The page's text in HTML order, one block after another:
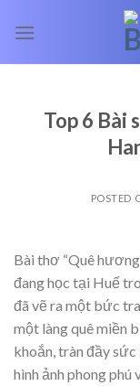
Top 6 Bài
POSTED
Bài thơ “Quê
đang học tại Huế
đã vẽ ra một bức
một làng quê miền
khoắn, tràn đầy
hình ảnh phong